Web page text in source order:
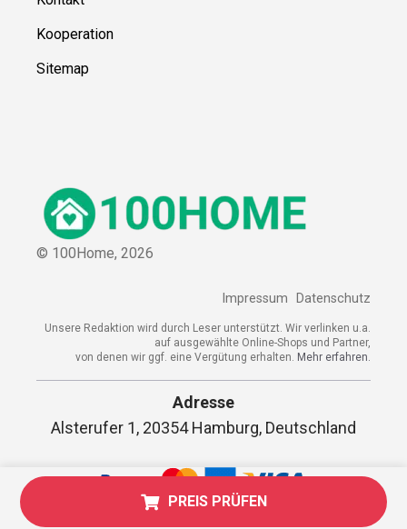
PREIS PRÜFEN
Kooperation
Sitemap
© 100Home, 2026
Impressum Datenschutz
Unsere Redaktion wird durch Leser unterstützt. Wir verlinken u.a.
auf ausgewählte Online-Shops und Partner,
von denen wir ggf. eine Vergütung erhalten. Mehr erfahren.
Adresse
Alsterufer 1, 20354 Hamburg, Deutschland